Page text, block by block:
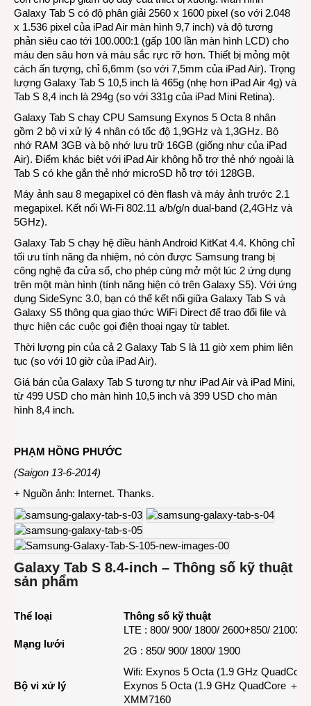
Galaxy Tab S có độ phân giải 2560 x 1600 pixel (so với 2.048
x 1.536 pixel của iPad Air màn hình 9,7 inch) và độ tương
phản siêu cao tới 100.000:1 (gấp 100 lần màn hình LCD) cho
màu đen sâu hơn và màu sắc rực rỡ hơn. Thiết bị mỏng một
cách ấn tượng, chỉ 6,6mm (so với 7,5mm của iPad Air). Trọng
lượng Galaxy Tab S 10,5 inch là 465g (nhẹ hơn iPad Air 4g) và
Tab S 8,4 inch là 294g (so với 331g của iPad Mini Retina).
Galaxy Tab S chạy CPU Samsung Exynos 5 Octa 8 nhân
gồm 2 bộ vi xử lý 4 nhân có tốc độ 1,9GHz và 1,3GHz. Bộ
nhớ RAM 3GB và bộ nhớ lưu trữ 16GB (giống như của iPad
Air). Điểm khác biệt với iPad Air không hỗ trợ thẻ nhớ ngoài là
Tab S có khe gắn thẻ nhớ microSD hỗ trợ tới 128GB.
Máy ảnh sau 8 megapixel có đèn flash và máy ảnh trước 2.1
megapixel. Kết nối Wi-Fi 802.11 a/b/g/n dual-band (2,4GHz và
5GHz).
Galaxy Tab S chạy hệ điều hành Android KitKat 4.4. Không chỉ
tối ưu tính năng đa nhiệm, nó còn được Samsung trang bị
công nghệ đa cửa sổ, cho phép cùng mở một lúc 2 ứng dụng
trên một màn hình (tính năng hiện có trên Galaxy S5). Với ứng
dụng SideSync 3.0, bạn có thể kết nối giữa Galaxy Tab S và
Galaxy S5 thông qua giao thức WiFi Direct để trao đổi file và
thực hiện các cuộc gọi điện thoại ngay từ tablet.
Thời lượng pin của cả 2 Galaxy Tab S là 11 giờ xem phim liên
tục (so với 10 giờ của iPad Air).
Giá bán của Galaxy Tab S tương tự như iPad Air và iPad Mini,
từ 499 USD cho màn hình 10,5 inch và 399 USD cho màn
hình 8,4 inch.
PHẠM HỒNG PHƯỚC
(Saigon 13-6-2014)
+ Nguồn ảnh: Internet. Thanks.
Galaxy Tab S 8.4-inch – Thông số kỹ thuật
sản phẩm
Thể loại Thông số kỹ thuật
Mạng lưới
LTE : 800/ 900/ 1800/ 2600+850/
2G : 850/ 900/ 1800/ 1900
Bộ vi xử lý
Wifi: Exynos 5 Octa (1.9 GHz
Exynos 5 Octa (1.9 GHz QuadCore ＋
XMM7160